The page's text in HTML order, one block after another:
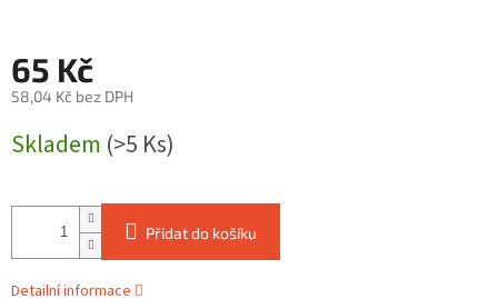
65 Kč
58,04 Kč bez DPH
cena:
Skladem (>5 Ks)
Přidat do košíku
Detailní informace